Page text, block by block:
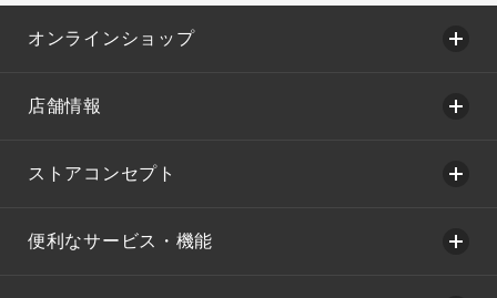
オンラインショップ
店舗情報
ストアコンセプト
便利なサービス・機能